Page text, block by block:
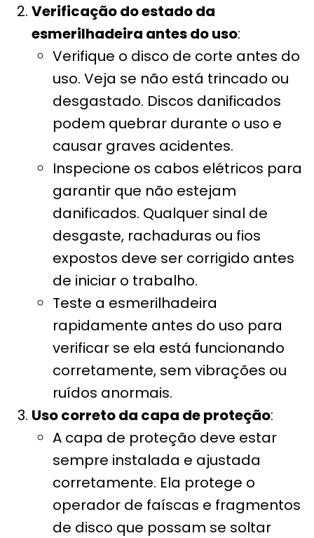
Verificação do estado da
esmerilhadeira antes do uso:
Verifique o disco de corte antes do
uso. Veja se não está trincado ou
desgastado. Discos danificados
podem quebrar durante o uso e
causar graves acidentes.
Inspecione os cabos elétricos para
garantir que não estejam
danificados. Qualquer sinal de
desgaste, rachaduras ou fios
expostos deve ser corrigido antes
de iniciar o trabalho.
Teste a esmerilhadeira
rapidamente antes do uso para
verificar se ela está funcionando
corretamente, sem vibrações ou
ruídos anormais.
Uso correto da capa de proteção:
A capa de proteção deve estar
sempre instalada e ajustada
corretamente. Ela protege o
operador de faíscas e fragmentos
de disco que possam se soltar